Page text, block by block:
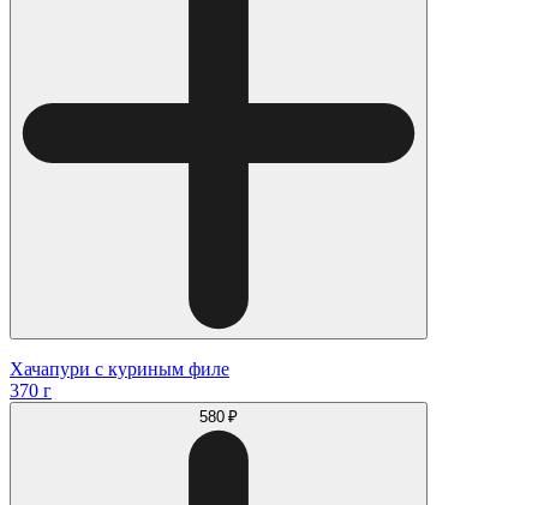
Хачапури с куриным филе
370 г
580 ₽